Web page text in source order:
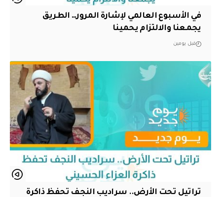
في الأسبوع العالمي لإشارة المرور… الطريق
يجمعنا والالتزام يحمينا
قبل يومين
تراتيل تحت الأرض.. سراديب النجف تحفظ ذاكرة